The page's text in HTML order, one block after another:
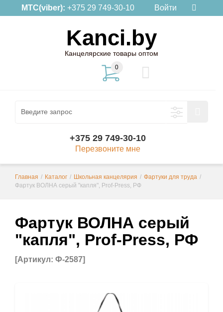
МТС(viber): +375 29 749-30-10 Войти
Kanci.by
Канцелярские товары оптом
0
+375 29 749-30-10
Перезвоните мне
Главная / Каталог / Школьная канцелярия / Фартуки для труда /
Фартук ВОЛНА серый "капля", Prof-Press, РФ
Фартук ВОЛНА серый
"капля", Prof-Press, РФ
[Артикул: Ф-2587]